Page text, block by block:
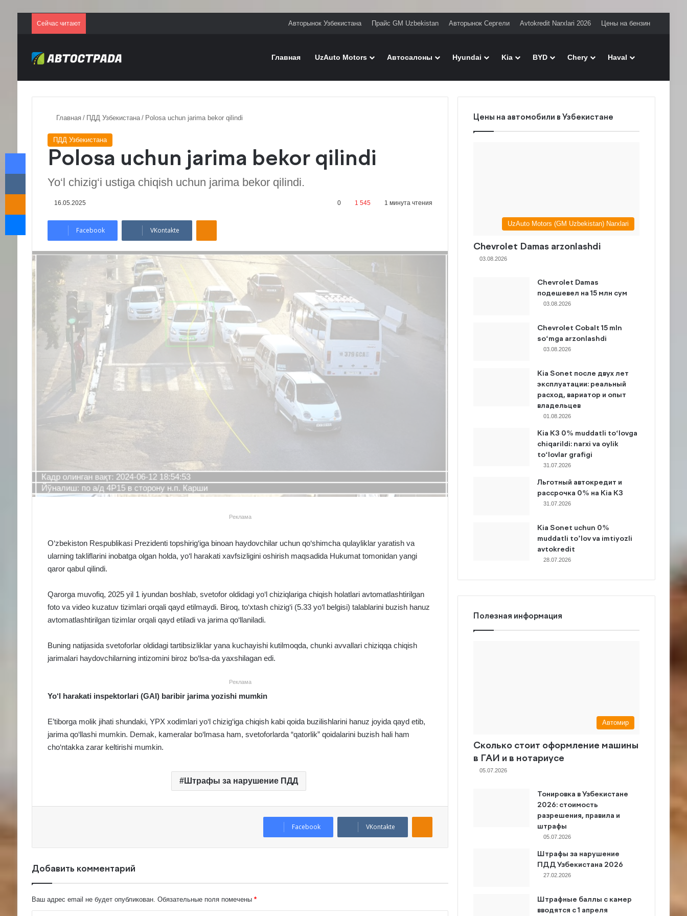
Сейчас читают Авторынок Узбекистана Прайс GM Uzbekistan Авторынок Сергели Avtokredit Narxlari 2026 Цены на бензин
Главная UzAuto Motors Автосалоны Hyundai Kia BYD Chery Haval
Главная / ПДД Узбекистана / Polosa uchun jarima bekor qilindi
ПДД Узбекистана
Polosa uchun jarima bekor qilindi
Yo‘l chizig‘i ustiga chiqish uchun jarima bekor qilindi.
16.05.2025 0 1 545 1 минута чтения
Facebook VKontakte
Odnoklassniki
Реклама
O‘zbekiston Respublikasi Prezidenti topshirig‘iga binoan haydovchilar uchun qo‘shimcha qulayliklar yaratish va
ularning takliflarini inobatga olgan holda, yo‘l harakati xavfsizligini oshirish maqsadida Hukumat tomonidan yangi
qaror qabul qilindi.
Qarorga muvofiq, 2025 yil 1 iyundan boshlab, svetofor oldidagi yo‘l chiziqlariga chiqish holatlari avtomatlashtirilgan
foto va video kuzatuv tizimlari orqali qayd etilmaydi. Biroq, to‘xtash chizig‘i (5.33 yo‘l belgisi) talablarini buzish hanuz
avtomatlashtirilgan tizimlar orqali qayd etiladi va jarima qo‘llaniladi.
Buning natijasida svetoforlar oldidagi tartibsizliklar yana kuchayishi kutilmoqda, chunki avvallari chiziqqa chiqish
jarimalari haydovchilarning intizomini biroz bo‘lsa-da yaxshilagan edi.
Реклама
Yo‘l harakati inspektorlari (GAI) baribir jarima yozishi mumkin
E’tiborga molik jihati shundaki, YPX xodimlari yo‘l chizig‘iga chiqish kabi qoida buzilishlarini hanuz joyida qayd etib,
jarima qo‘llashi mumkin. Demak, kameralar bo‘lmasa ham, svetoforlarda “qatorlik” qoidalarini buzish hali ham
cho‘ntakka zarar keltirishi mumkin.
Штрафы за нарушение ПДД
Facebook VKontakte
Добавить комментарий
Ваш адрес email не будет опубликован. Обязательные поля помечены *
Цены на автомобили в Узбекистане
UzAuto Motors (GM Uzbekistan) Narxlari
Chevrolet Damas arzonlashdi
03.08.2026
Chevrolet Damas
подешевел на 15 млн сум
03.08.2026
Chevrolet Cobalt 15 mln
so‘mga arzonlashdi
03.08.2026
Kia Sonet после двух лет
эксплуатации: реальный
расход, вариатор и опыт
владельцев
01.08.2026
Kia K3 0% muddatli to‘lovga
chiqarildi: narxi va oylik
to‘lovlar grafigi
31.07.2026
Льготный автокредит и
рассрочка 0% на Kia K3
31.07.2026
Kia Sonet uchun 0%
muddatli to’lov va imtiyozli
avtokredit
28.07.2026
Полезная информация
Автомир
Сколько стоит оформление машины
в ГАИ и в нотариусе
05.07.2026
Тонировка в Узбекистане
2026: стоимость
разрешения, правила и
штрафы
05.07.2026
Штрафы за нарушение
ПДД Узбекистана 2026
27.02.2026
Штрафные баллы с камер
вводятся с 1 апреля
Facebook